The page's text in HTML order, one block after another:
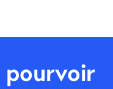
pourvoir